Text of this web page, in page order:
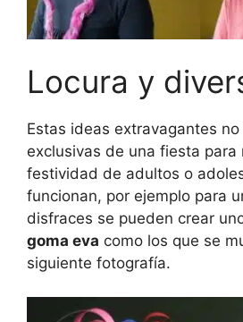
Locura y
Estas ideas extravagantes
exclusivas de una fiesta para
festividad de adultos o
funcionan, por ejemplo para
disfraces se pueden crear
goma eva como los que se
siguiente fotografía.